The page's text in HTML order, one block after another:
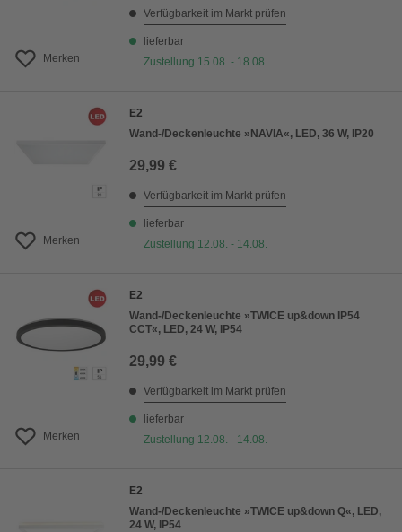
Merken
Verfügbarkeit im Markt prüfen
lieferbar
Zustellung 15.08. - 18.08.
Merken
E2
Wand-/Deckenleuchte »NAVIA«, LED, 36 W, IP20
29,99 €
Verfügbarkeit im Markt prüfen
lieferbar
Zustellung 12.08. - 14.08.
Merken
E2
Wand-/Deckenleuchte »TWICE up&down IP54
CCT«, LED, 24 W, IP54
29,99 €
Verfügbarkeit im Markt prüfen
lieferbar
Zustellung 12.08. - 14.08.
E2
Wand-/Deckenleuchte »TWICE up&down Q«, LED,
24 W, IP54